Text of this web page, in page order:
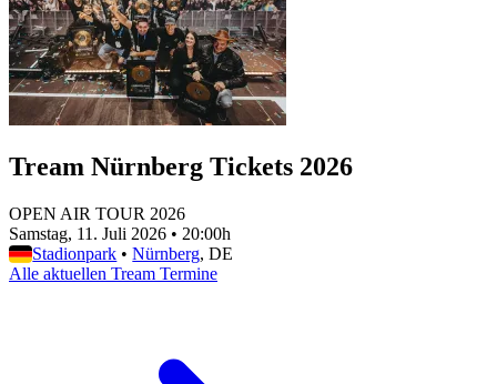
Tream Nürnberg Tickets 2026
OPEN AIR TOUR 2026
Samstag, 11. Juli 2026 • 20:00h
Stadionpark • Nürnberg, DE
Alle aktuellen Tream Termine